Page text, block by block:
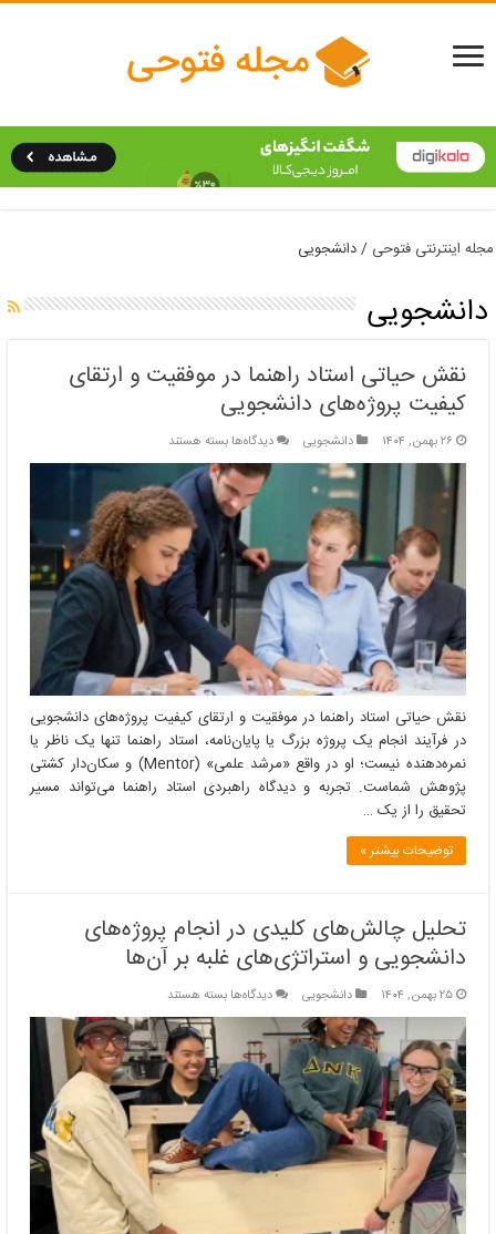
مجله اینترنتی فتوحی /دانشجویی
دانشجویی
نقش حیاتی استاد راهنما در موفقیت و ارتقای
کیفیت پروژه‌های دانشجویی
۲۶ بهمن, ۱۴۰۴ دانشجویی دیدگاه‌هابرای
نقش
حیاتی
استاد
راهنما
در
موفقیت
و
ارتقای
کیفیت
پروژه‌های
دانشجویی
بسته هستند
نقش حیاتی استاد راهنما در موفقیت و ارتقای کیفیت پروژه‌های دانشجویی
در فرآیند انجام یک پروژه بزرگ یا پایان‌نامه، استاد راهنما تنها یک ناظر یا
نمره‌دهنده نیست؛ او در واقع «مرشد علمی» (Mentor) و سکان‌دار کشتی
پژوهش شماست. تجربه و دیدگاه راهبردی استاد راهنما می‌تواند مسیر
تحقیق را از یک …
توضیحات بیشتر »
تحلیل چالش‌های کلیدی در انجام پروژه‌های
دانشجویی و استراتژی‌های غلبه بر آن‌ها
۲۵ بهمن, ۱۴۰۴ دانشجویی دیدگاه‌هابرای
تحلیل
چالش‌های
کلیدی
در
انجام
پروژه‌های
دانشجویی
و
استراتژی‌های
بسته هستند